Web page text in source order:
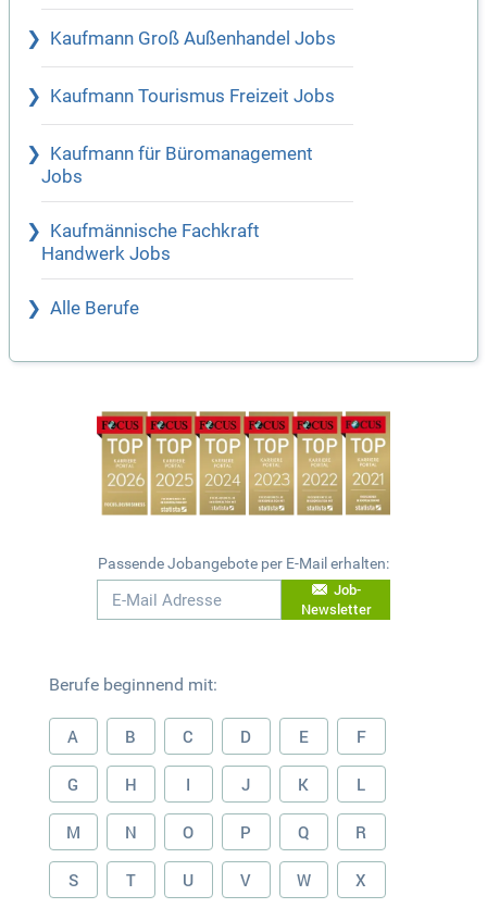
Kaufmann Groß Außenhandel Jobs
Kaufmann Tourismus Freizeit Jobs
Kaufmann für Büromanagement
Jobs
Kaufmännische Fachkraft
Handwerk Jobs
Alle Berufe
Passende Jobangebote per E-Mail erhalten:
Job-
Newsletter
Berufe beginnend mit:
A B C D E F
G H I J K L
M N O P Q R
S T U V W X